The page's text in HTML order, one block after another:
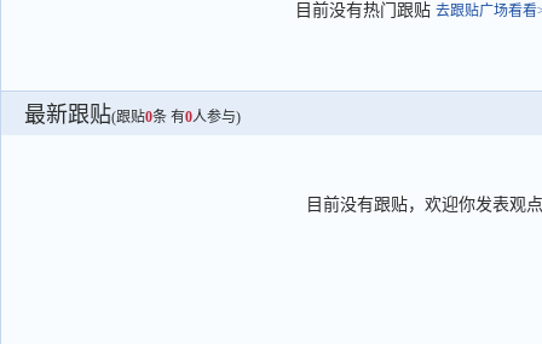
目前没有热门跟贴 去跟贴广场看看
最新跟贴(跟贴0条 有0人参与)
目前没有跟贴，欢迎你发表观点